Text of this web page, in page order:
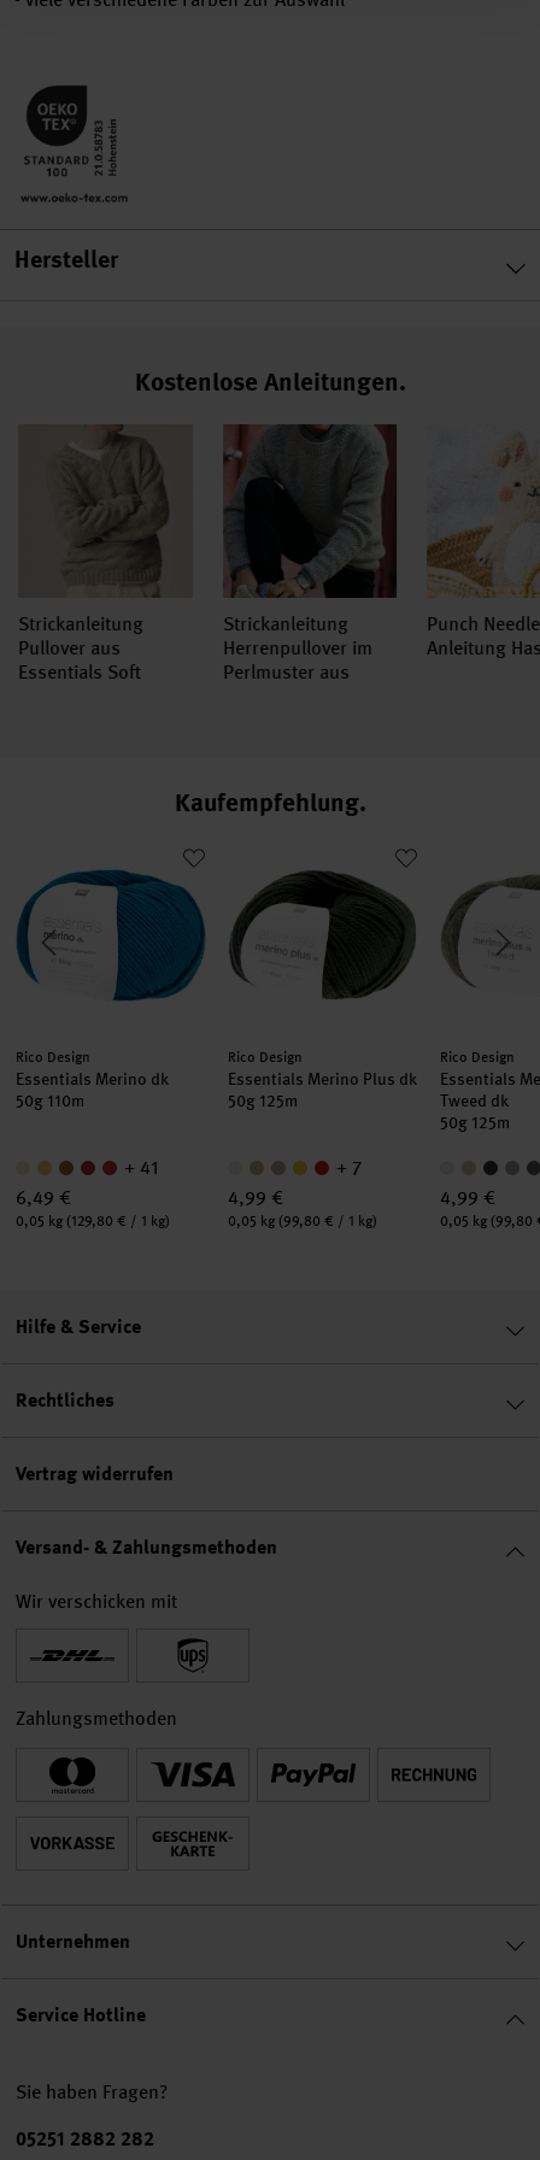
Hersteller
Kostenlose Anleitungen.
Strickanleitung
Pullover aus
Essentials Soft
Strickanleitung
Herrenpullover im
Perlmuster aus
Punch Needle
Anleitung
Kaufempfehlung
Essentials Merino dk
Hersteller:
Rico Design
Essentials Merino dk
50g 110m
+ 41
6,49 €
Inhalt:
0,05 kg (129,80 € / 1 kg)
Essentials Merino Plus dk
Hersteller:
Rico Design
Essentials Merino Plus dk
50g 125m
+ 7
4,99 €
Inhalt:
0,05 kg (99,80 € / 1 kg)
Hersteller:
Rico Design
Essentials
Tweed dk
50g 125m
4,99 €
Inhalt:
0,05 kg (99,80
Service Hotline
Sie haben Fragen?
Telefonnummer
05251 2882 282
Hilfe & Service
Rechtliches
Vertrag widerrufen
Versand- & Zahlungsmethoden
Wir verschicken mit
Zahlungsmethoden
Unternehmen